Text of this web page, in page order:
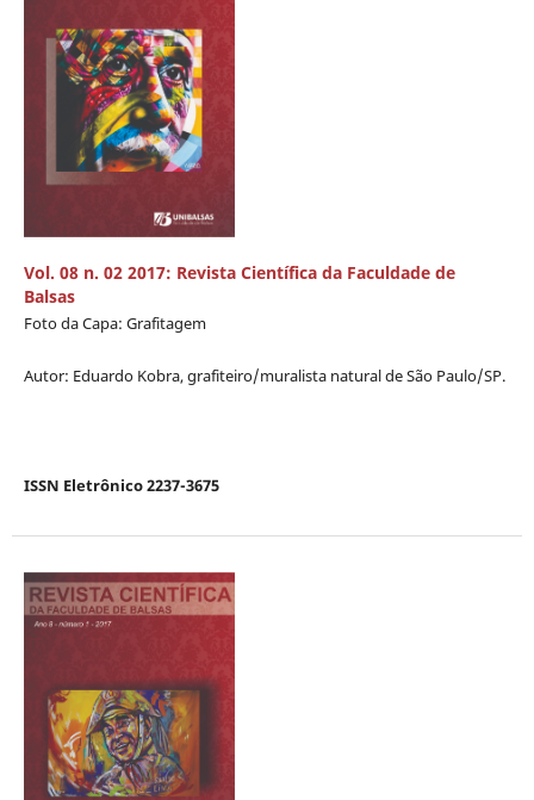
Vol. 08 n. 02 2017: Revista Científica da Faculdade de
Balsas
Foto da Capa: Grafitagem
Autor: Eduardo Kobra, grafiteiro/muralista natural de São Paulo/SP.
ISSN Eletrônico 2237-3675